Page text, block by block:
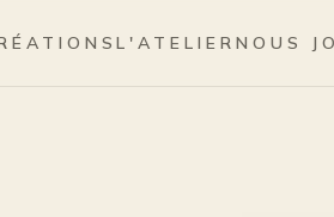
L'ATELIER NOUS